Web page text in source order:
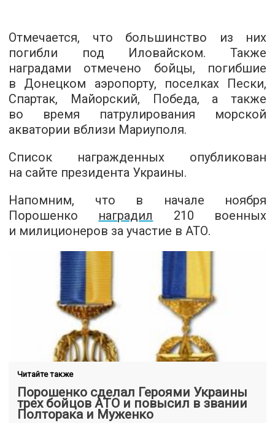
Отмечается, что большинство из них
погибли под Иловайском. Также
наградами отмечено бойцы, погибшие
в Донецком аэропорту, поселках Пески,
Спартак, Майорский, Победа, а также
во время патрулирования морской
акватории вблизи Мариуполя.
Список награжденных опубликован
на сайте президента Украины.
Напомним, что в начале ноября
Порошенко наградил 210 военных
и милиционеров за участие в АТО.
Читайте также
Порошенко сделал Героями Украины
трех бойцов АТО и повысил в звании
Полторака и Муженко